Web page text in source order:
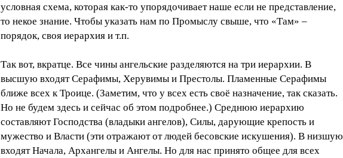
условная схема, которая как-то упорядочивает наше если не представление,
то некое знание. Чтобы указать нам по Промыслу свыше, что «Там» –
порядок, своя иерархия и т.п.
Так вот, вкратце. Все чины ангельские разделяются на три иерархии. В
высшую входят Серафимы, Херувимы и Престолы. Пламенные Серафимы
ближе всех к Троице. (Заметим, что у всех есть своё назначение, так сказать.
Но не будем здесь и сейчас об этом подробнее.) Среднюю иерархию
составляют Господства (владыки ангелов), Силы, дарующие крепость и
мужество и Власти (эти отражают от людей бесовские искушения). В низшую
входят Начала, Архангелы и Ангелы. Но для нас принято общее для всех